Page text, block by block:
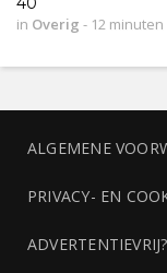
in Overig - 12
ALGEMENE
PRIVACY- EN
ADVERTENTIEVRIJ?